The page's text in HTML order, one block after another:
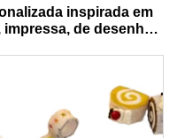
inspirada em
de desenhos